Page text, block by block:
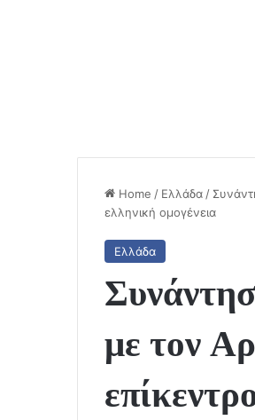
Home / Ελλάδα /
ελληνική ομογένεια
Ελλάδα
με τον